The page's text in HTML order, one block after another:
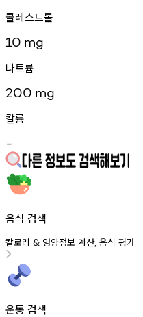
콜레스트롤
10 mg
나트륨
200 mg
칼륨
-
음식 검색
칼로리 & 영양정보 계산, 음식 평가
운동 검색